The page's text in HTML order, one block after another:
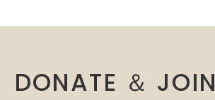
DONATE ＆ JOIN